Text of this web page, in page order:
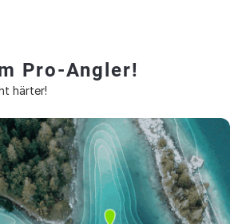
Pro-Angler!
härter!